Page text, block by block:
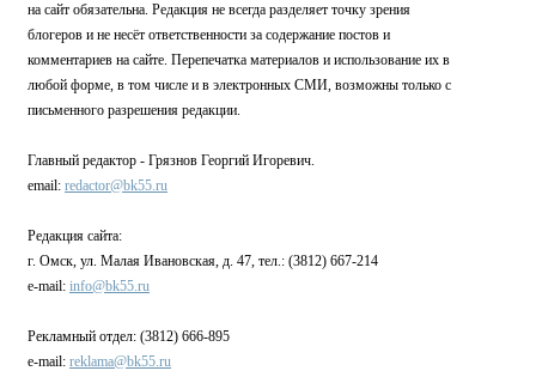
на сайт обязательна. Редакция не всегда разделяет точку зрения
блогеров и не несёт ответственности за содержание постов и
комментариев на сайте. Перепечатка материалов и использование их в
любой форме, в том числе и в электронных СМИ, возможны только с
письменного разрешения редакции.
Главный редактор - Грязнов Георгий Игоревич.
email: redactor@bk55.ru
Редакция сайта:
г. Омск, ул. Малая Ивановская, д. 47, тел.: (3812) 667-214
e-mail: info@bk55.ru
Рекламный отдел: (3812) 666-895
e-mail: reklama@bk55.ru